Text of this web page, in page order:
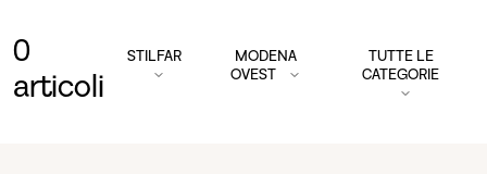
0
articoli
STILFAR
MODENA
OVEST
TUTTE LE
CATEGORIE